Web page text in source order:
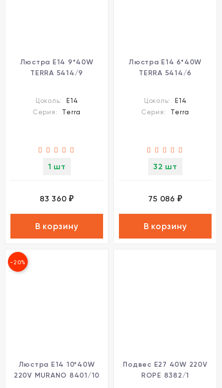
Люстра E14 9*40W
TERRA 5414/9
Цоколь:
E14
Серия:
Terra
1 шт
83 360₽
В корзину
Люстра E14 6*40W
TERRA 5414/6
Цоколь:
E14
Серия:
Terra
32 шт
75 086 ₽
В корзину
-20%
Люстра E14 10*40W
220V MURANO 8401/10
Подвес E27 40W 220V
ROPE 8382/1